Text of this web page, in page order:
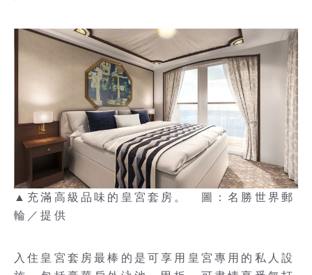
▲充滿高級品味的皇宮套房。 圖：名勝世界郵
輪／提供
入住皇宮套房最棒的是可享用皇宮專用的私人設